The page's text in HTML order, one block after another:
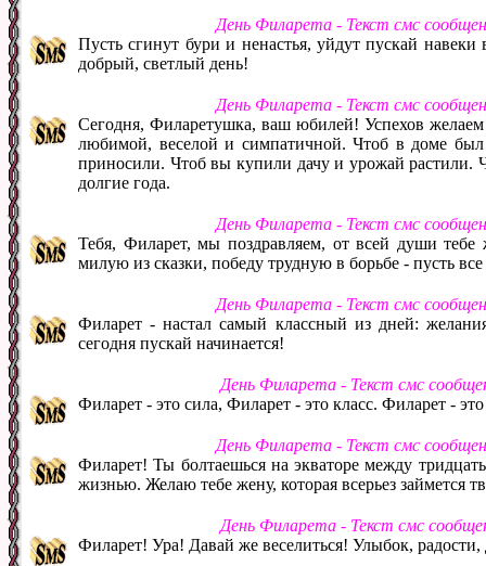
День Филарета - Текст смс
Пусть сгинут бури и ненастья, уйдут пускай
добрый, светлый день!
День Филарета - Текст смс
Сегодня, Филаретушка, ваш юбилей! Успехов
любимой, веселой и симпатичной. Чтоб в доме
приносили. Чтоб вы купили дачу и урожай растили.
долгие года.
День Филарета - Текст смс
Тебя, Филарет, мы поздравляем, от всей души
милую из сказки, победу трудную в борьбе - пусть все
День Филарета - Текст смс
Филарет - настал самый классный из дней:
сегодня пускай начинается!
День Филарета - Текст смс
Филарет - это сила, Филарет - это класс. Филарет -
День Филарета - Текст смс
Филарет! Ты болтаешься на экваторе между
жизнью. Желаю тебе жену, которая всерьез займется
День Филарета - Текст смс
Филарет! Ура! Давай же веселиться! Улыбок,